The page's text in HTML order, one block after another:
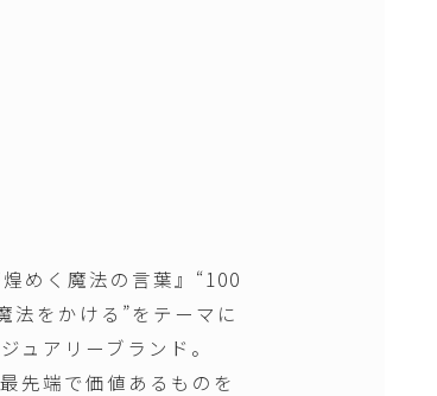
めく魔法の言葉』“100
法をかける”をテーマに
ュアリーブランド。
先端で価値あるものを